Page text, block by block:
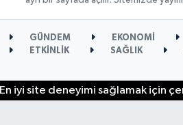
GÜNDEM EKONOMİ
ETKİNLİK
SAĞLIK
En iyi site deneyimi sağlamak için